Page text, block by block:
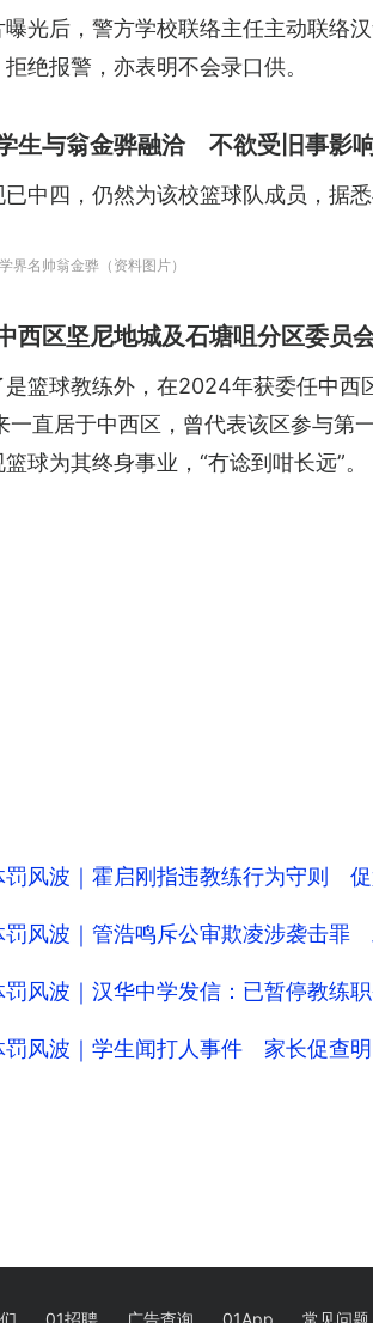
光后，警方学校联络主任主动联络
绝报警，亦表明不会录口供。
生与翁金骅融洽 不欲受旧事影
中四，仍然为该校篮球队成员，据
界名帅翁金骅（资料图片）
西区坚尼地城及石塘咀分区委员
篮球教练外，在2024年获委任中西
一直居于中西区，曾代表该区参与第
球为其终身事业，“冇谂到咁长远”。
罚风波｜霍启刚指违教练行为守则
罚风波｜管浩鸣斥公审欺凌涉袭击罪
罚风波｜汉华中学发信：已暂停教练
罚风波｜学生闻打人事件 家长促查